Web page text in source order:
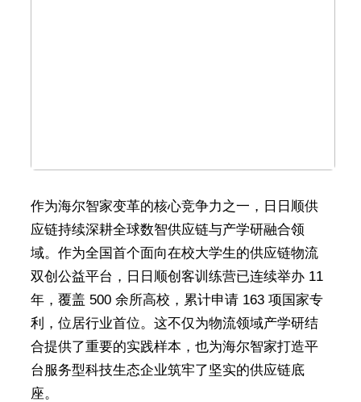
作为海尔智家变革的核心竞争力之一，日日顺供
应链持续深耕全球数智供应链与产学研融合领
域。作为全国首个面向在校大学生的供应链物流
双创公益平台，日日顺创客训练营已连续举办 11
年，覆盖 500 余所高校，累计申请 163 项国家专
利，位居行业首位。这不仅为物流领域产学研结
合提供了重要的实践样本，也为海尔智家打造平
台服务型科技生态企业筑牢了坚实的供应链底
座。